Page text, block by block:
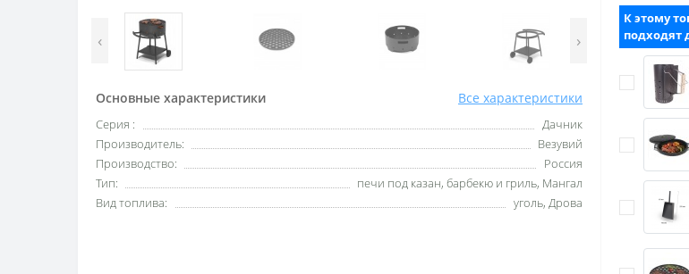
‹ ›
Основные характеристики Все характеристики
Серия :
Дачник
Производитель:
Везувий
Производство:
Россия
Тип:
печи под казан, барбекю и гриль, Мангал
Вид топлива:
уголь, Дрова
К этому
подходят